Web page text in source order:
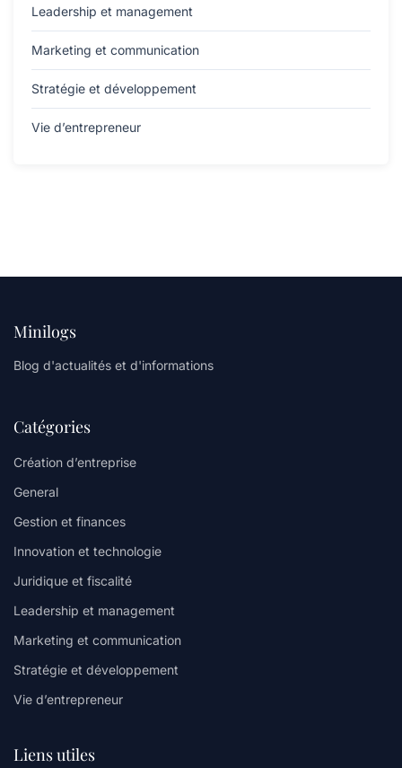
Leadership et management
Marketing et communication
Stratégie et développement
Vie d’entrepreneur
Minilogs
Blog d'actualités et d'informations
Catégories
Création d’entreprise
General
Gestion et finances
Innovation et technologie
Juridique et fiscalité
Leadership et management
Marketing et communication
Stratégie et développement
Vie d’entrepreneur
Liens utiles